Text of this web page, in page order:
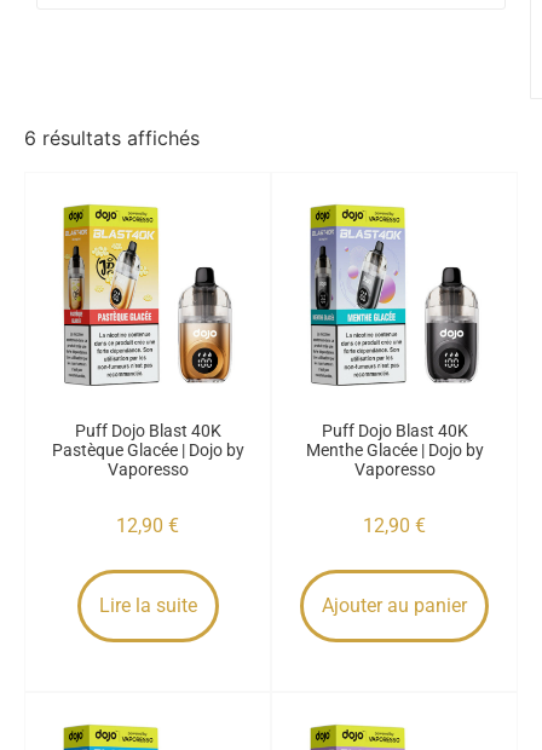
6 résultats affichés
Puff Dojo Blast 40K
Pastèque Glacée | Dojo by
Vaporesso
12,90 €
Lire la suite
Puff Dojo Blast 40K
Menthe Glacée | Dojo by
Vaporesso
12,90 €
Ajouter au panier